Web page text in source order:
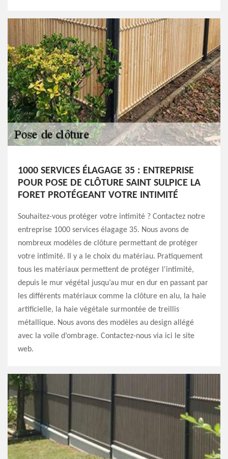
1000 SERVICES ÉLAGAGE 35 : ENTREPRISE
POUR POSE DE CLÔTURE SAINT SULPICE LA
FORET PROTÉGEANT VOTRE INTIMITÉ
Souhaitez-vous protéger votre intimité ? Contactez notre
entreprise 1000 services élagage 35. Nous avons de
nombreux modèles de clôture permettant de protéger
votre intimité. Il y a le choix du matériau. Pratiquement
tous les matériaux permettent de protéger l'intimité,
depuis le mur végétal jusqu’au mur en dur en passant par
les différents matériaux comme la clôture en alu, la haie
artificielle, la haie végétale surmontée de treillis
métallique. Nous avons des modèles au design allégé
avec la voile d’ombrage. Contactez-nous via ici le site
web.